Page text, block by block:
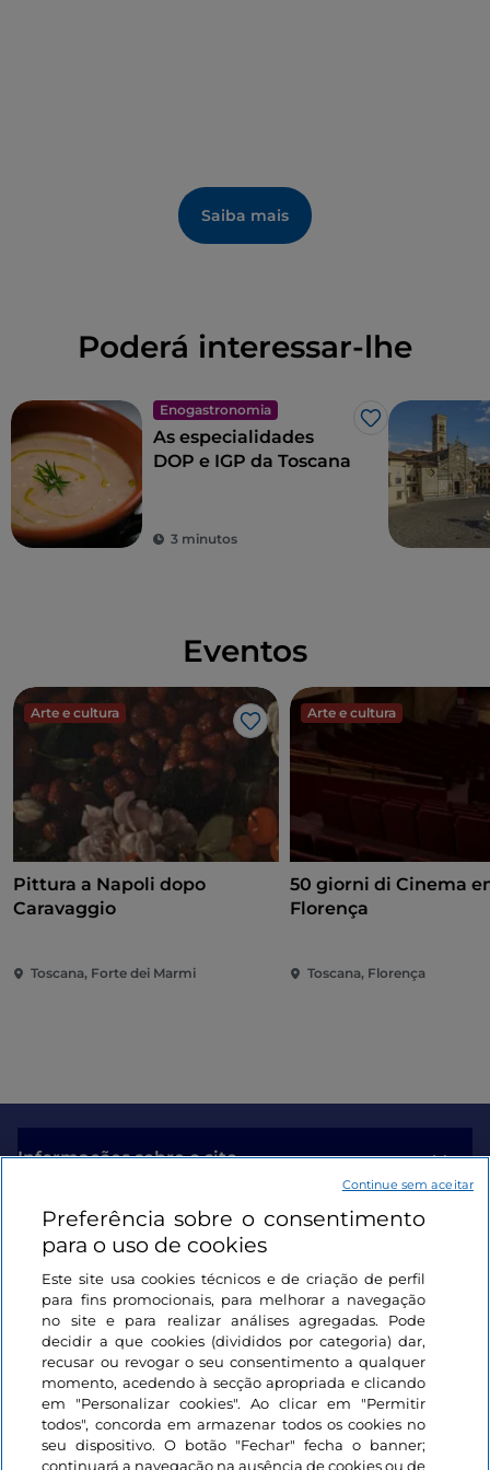
Saiba mais
Poderá interessar-lhe
Enogastronomia
Gosto
As especialidades
DOP e IGP da Toscana
3 minutos
Eventos
Arte e cultura
Gosto
Pittura a Napoli dopo
Caravaggio
Toscana, Forte dei Marmi
Arte e cultura
50 giorni di Cinema
Florença
Toscana, Florença
Informações sobre o site
Ligações úteis
Iniciar sessão
Mantenha-se em contacto
Preferência sobre o consentimento
para o uso de cookies
Este site usa cookies técnicos e de criação de perfil
para fins promocionais, para melhorar a navegação
no site e para realizar análises agregadas. Pode
decidir a que cookies (divididos por categoria) dar,
recusar ou revogar o seu consentimento a qualquer
momento, acedendo à secção apropriada e clicando
em "Personalizar cookies". Ao clicar em "Permitir
todos", concorda em armazenar todos os cookies no
seu dispositivo. O botão "Fechar" fecha o banner;
continuará a navegação na ausência de cookies ou de
Continue sem aceitar